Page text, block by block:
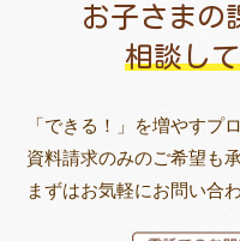
お子さまの
相談し
「できる！」を増やすプ
資料請求のみのご希望も
まずはお気軽にお問い合